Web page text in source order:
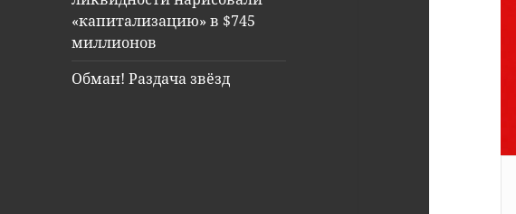
«капитализацию» в $745
миллионов
Обман! Раздача звёзд